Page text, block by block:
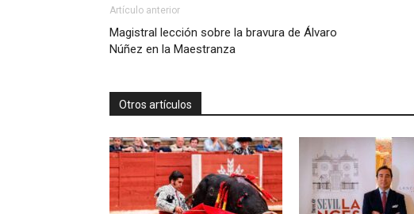
Artículo anterior
Magistral lección sobre la bravura de Álvaro
Núñez en la Maestranza
Otros artículos